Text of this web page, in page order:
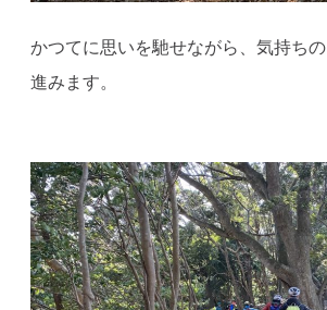
かつてに思いを馳せながら、気持ち
進みます。